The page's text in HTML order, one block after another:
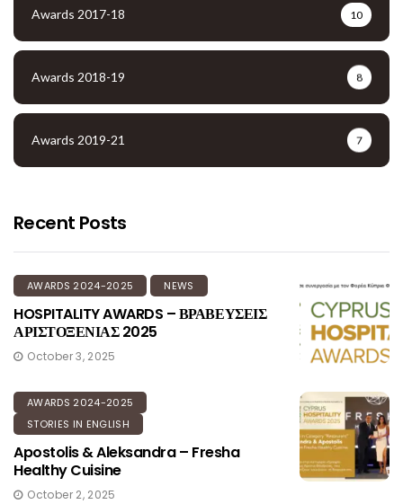
Awards 2017-18 10
Awards 2018-19 8
Awards 2019-21 7
Recent Posts
AWARDS 2024-2025 NEWS
HOSPITALITY AWARDS – ΒΡΑΒΕΥΣΕΙΣ
ΑΡΙΣΤΟΞΕΝΙΑΣ 2025
October 3, 2025
AWARDS 2024-2025
STORIES IN ENGLISH
Apostolis & Aleksandra – Fresha
Healthy Cuisine
October 2, 2025